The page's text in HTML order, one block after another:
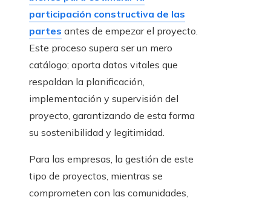
participación constructiva de las
partes antes de empezar el proyecto.
Este proceso supera ser un mero
catálogo; aporta datos vitales que
respaldan la planificación,
implementación y supervisión del
proyecto, garantizando de esta forma
su sostenibilidad y legitimidad.
Para las empresas, la gestión de este
tipo de proyectos, mientras se
comprometen con las comunidades,